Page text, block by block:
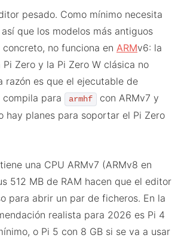
pesado. Como mínimo necesita
así que los modelos más antiguos
no funciona en ARMv6: la
Pi Zero y la Pi Zero W clásica no
razón es que el ejecutable de
para
armhf
con ARMv7 y
hay planes para soportar el Pi Zero
una CPU ARMv7 (ARMv8 en
512 MB de RAM hacen que el editor
para abrir un par de ficheros. En la
realista para 2026 es Pi 4
o Pi 5 con 8 GB si se va a usar